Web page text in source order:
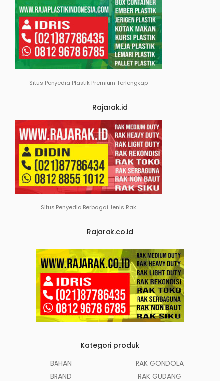
Situs Penyedia Plastik Premium Terlengkap
Rajarak.id
Situs Penyedia Berbagai Jenis Rak
Rajarak.co.id
Kategori produk
BAHAN
BRAND
RAK GONDOLA
RAK GUDANG